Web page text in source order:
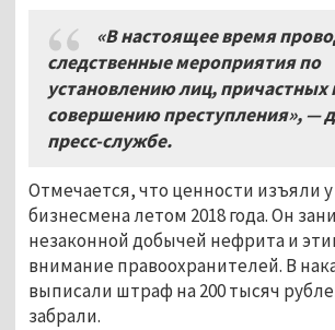
«В настоящее время
следственные мероприятия по
установлению лиц, причастных
совершению преступления», —
пресс-службе.
Отмечается, что ценности изъяли
бизнесмена летом 2018 года. Он
незаконной добычей нефрита и
внимание правоохранителей. В
выписали штраф на 200 тысяч
забрали.